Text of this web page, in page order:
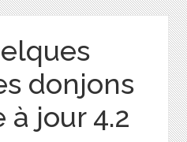
donjons
à jour 4.2